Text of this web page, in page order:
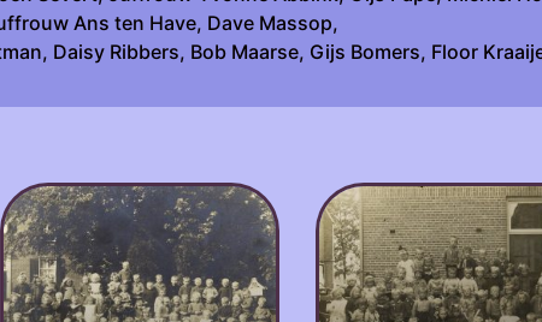
Ans ten Have, Dave Massop,
Daisy Ribbers, Bob Maarse, Gijs Bomers, Floor